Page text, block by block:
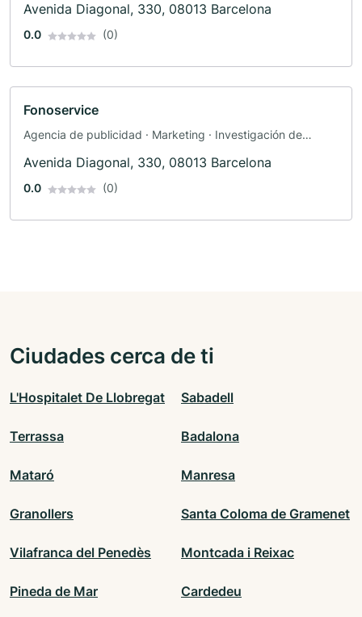
Avenida Diagonal, 330, 08013 Barcelona
0.0 (0)
Fonoservice
Agencia de publicidad · Marketing · Investigación de
Avenida Diagonal, 330, 08013 Barcelona
0.0 (0)
Ciudades cerca de ti
L'Hospitalet De Llobregat Sabadell
Terrassa Badalona
Mataró Manresa
Granollers Santa Coloma de Gramenet
Vilafranca del Penedès Montcada i Reixac
Pineda de Mar Cardedeu